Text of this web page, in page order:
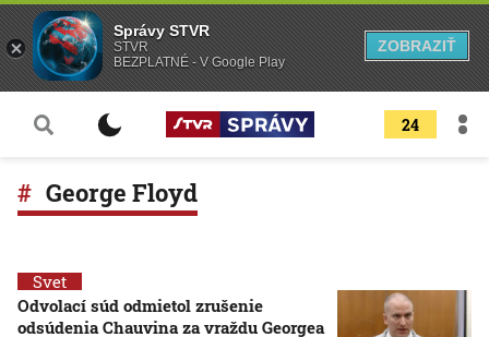
24
George Floyd
Svet
Odvolací súd odmietol zrušenie
odsúdenia Chauvina za vraždu Georgea
Správy STVR
STVR
BEZPLATNÉ - V Google Play
ZOBRAZIŤ